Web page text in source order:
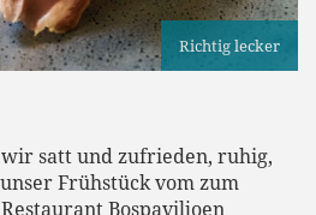
Richtig lecker
satt und zufrieden, ruhig,
Frühstück vom zum
Bospaviljoen